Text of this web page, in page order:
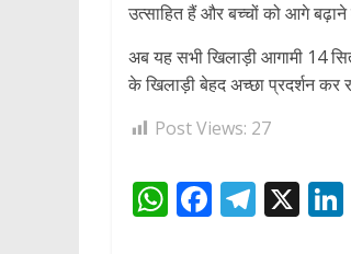
उत्साहित हैं और बच्चों को आगे
अब यह सभी खिलाड़ी आगामी 14
के खिलाड़ी बेहद अच्छा प्रदर्शन कर
Post Views: 27
W F T X